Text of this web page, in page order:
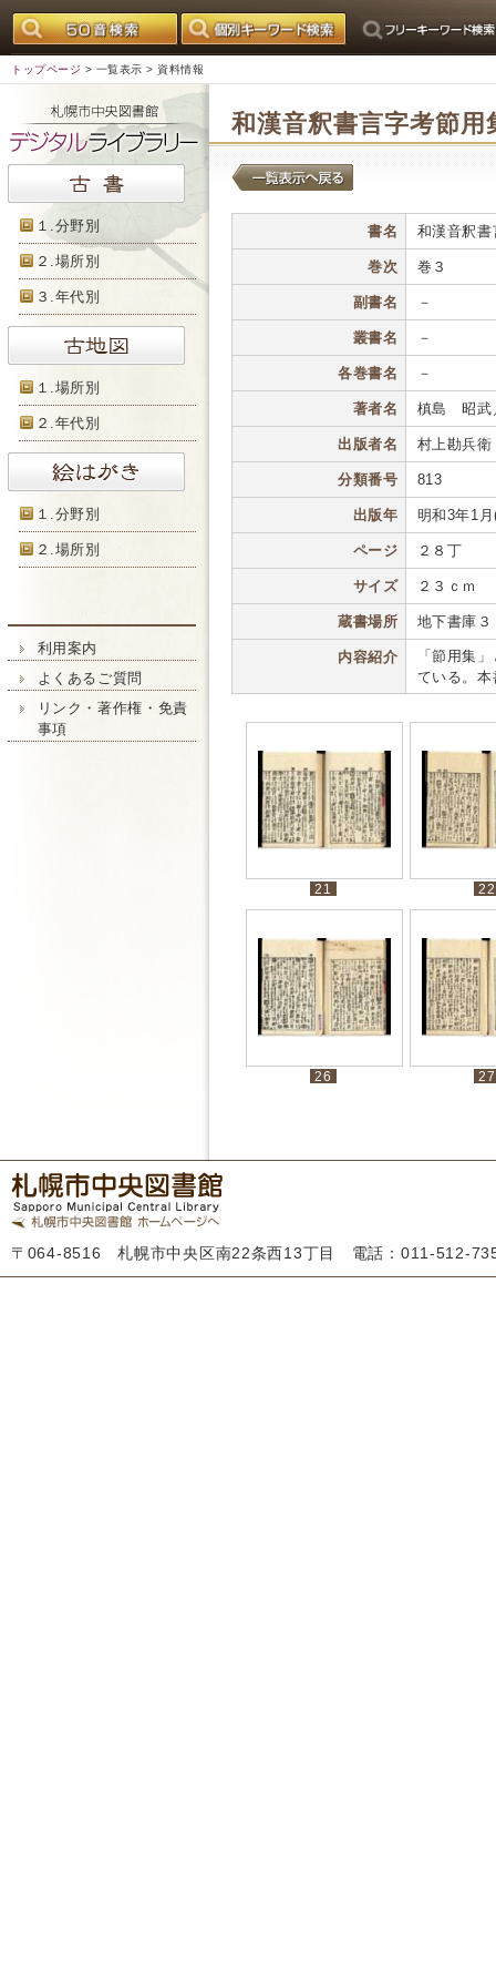
トップページ > 一覧表示 > 資料情報
１.分野別
２.場所別
３.年代別
１.場所別
２.年代別
１.分野別
２.場所別
利用案内
よくあるご質問
リンク・著作権・免責
事項
和漢音釈書言字考節
書名 和漢音釈
巻次 巻３
副書名 －
叢書名 －
各巻書名 －
著者名 槙島 昭武
出版者名 村上勘兵
分類番号 813
出版年 明和3年1
ページ ２８丁
サイズ ２３ｃｍ
蔵書場所 地下書庫３
内容紹介
「節用集
ている。
21 22
26 27
〒064-8516 札幌市中央区南22条西13丁目 電話：011-512-